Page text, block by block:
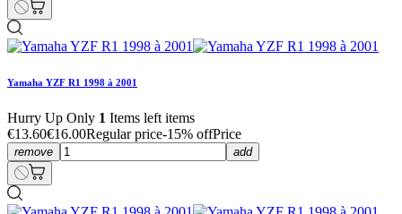
Yamaha YZF R1 1998 à 2001
Hurry Up Only 1 Items left items
€13.60€16.00Regular price-15% offPrice
remove add